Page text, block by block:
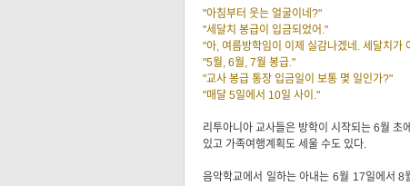
"아침부터 웃는 얼굴이네?"
"세달치 봉급이 입금되었어."
"아, 여름방학임이 이제 실감나겠네. 세달치가
"5월, 6월, 7월 봉급."
"교사 봉급 통장 입금일이 보통 몇 일인가?"
"매달 5일에서 10일 사이."
리투아니아 교사들은 방학이 시작되는 6월 초
있고 가족여행계획도 세울 수도 있다.
음악학교에서 일하는 아내는 6월 17일에서 8